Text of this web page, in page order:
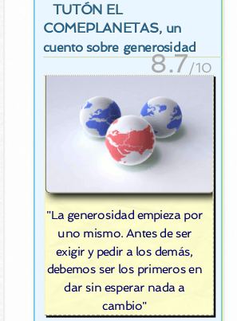
TUTÓN EL
COMEPLANETAS, un
cuento sobre generosidad
8.7/10
"La generosidad empieza por
uno mismo. Antes de ser
exigir y pedir a los demás,
debemos ser los primeros en
dar sin esperar nada a
cambio"